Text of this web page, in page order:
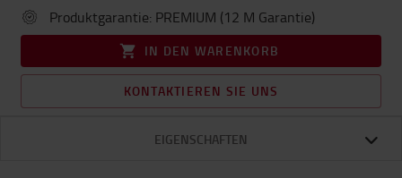
Produktgarantie: PREMIUM (12 M Garantie)
IN DEN WARENKORB
KONTAKTIEREN SIE UNS
EIGENSCHAFTEN